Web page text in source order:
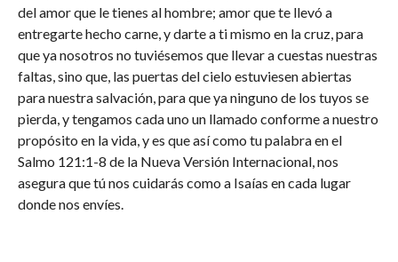
del amor que le tienes al hombre; amor que te llevó a
entregarte hecho carne, y darte a ti mismo en la cruz, para
que ya nosotros no tuviésemos que llevar a cuestas nuestras
faltas, sino que, las puertas del cielo estuviesen abiertas
para nuestra salvación, para que ya ninguno de los tuyos se
pierda, y tengamos cada uno un llamado conforme a nuestro
propósito en la vida, y es que así como tu palabra en el
Salmo 121:1-8 de la Nueva Versión Internacional, nos
asegura que tú nos cuidarás como a Isaías en cada lugar
donde nos envíes.